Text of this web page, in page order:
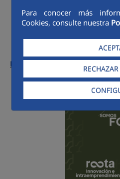
Para conocer más
Cookies, consulte nuestra
Menú 2024
Números anteriores: